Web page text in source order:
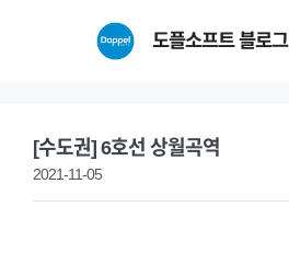
도플소프트 블로그
[수도권] 6호선 상월곡역
2021-11-05